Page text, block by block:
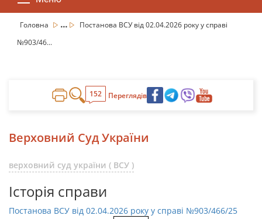
Головна ...
Постанова ВСУ від 02.04.2026 року у справі
№903/46...
152 Переглядів
Верховний Суд України
верховний суд україни ( ВСУ )
Історія справи
Постанова ВСУ від 02.04.2026 року у справі №903/466/25